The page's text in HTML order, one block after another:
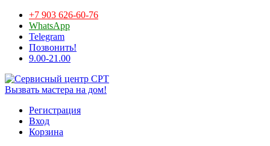
+7 903 626-60-76
WhatsApp
Telegram
Позвонить!
9.00-21.00
Вызвать мастера на дом!
Регистрация
Вход
Корзина